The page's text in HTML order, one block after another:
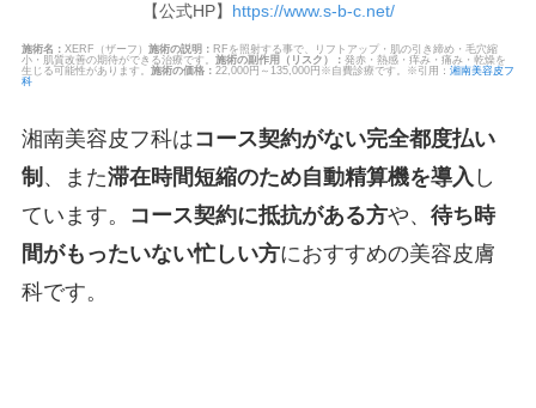
【公式HP】 https://www.s-b-c.net/
施術名： XERF（ザーフ） 施術の説明： RFを照射する事で、リフトアップ・肌の引き締め・毛穴縮
小・肌質改善の期待ができる治療です。 施術の副作用（リスク）： 発赤・熱感・痒み・痛み・乾燥を
生じる可能性があります。 施術の価格： 22,000円～135,000円※自費診療です。※引用： 湘南美容皮フ
科
湘南美容皮フ科はコース契約がない完全都度払い
制 、また滞在時間短縮のため自動精算機を導入 し
ています。
コース契約に抵抗がある方や、 待ち時
間がもったいない忙しい方におすすめの美容皮膚
科です。